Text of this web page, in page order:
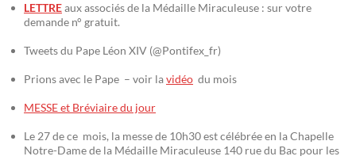
LETTREaux associés de la Médaille Miraculeuse : sur votre
demande n° gratuit.
Tweets du Pape Léon XIV (@Pontifex_fr)
Prions avec le Pape – voir lavidéo du mois
MESSE et Bréviaire du jour
Le 27 de ce mois, la messe de 10h30 est célébrée en la Chapelle
Notre-Dame de la Médaille Miraculeuse 140 rue du Bac pour les